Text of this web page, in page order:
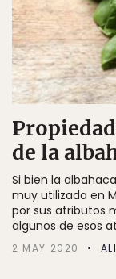
de la
Si bien la
muy utilizada en
por sus atributos
algunos de esos
2 MAY 2020